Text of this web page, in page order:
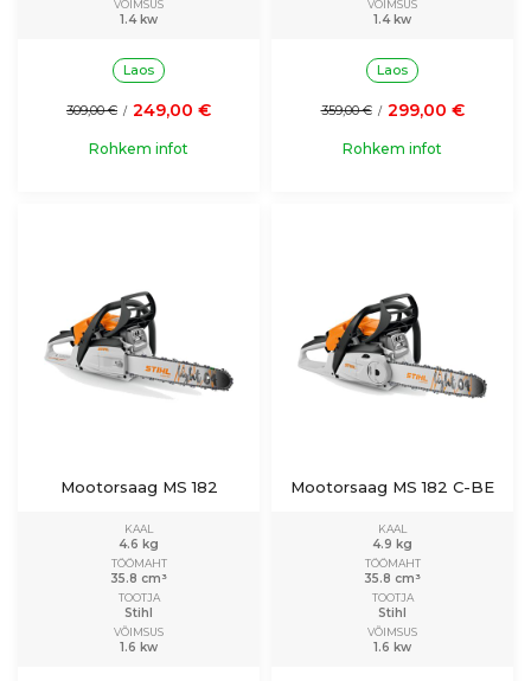
VÕIMSUS
1.4 kw
Laos
309,00 € / 249,00 €
Rohkem infot
VÕIMSUS
1.4 kw
Laos
359,00 € / 299,00 €
Rohkem infot
Mootorsaag MS 182
KAAL
4.6 kg
TÖÖMAHT
35.8 cm³
TOOTJA
Stihl
VÕIMSUS
1.6 kw
Mootorsaag MS 182 C-BE
KAAL
4.9 kg
TÖÖMAHT
35.8 cm³
TOOTJA
Stihl
VÕIMSUS
1.6 kw